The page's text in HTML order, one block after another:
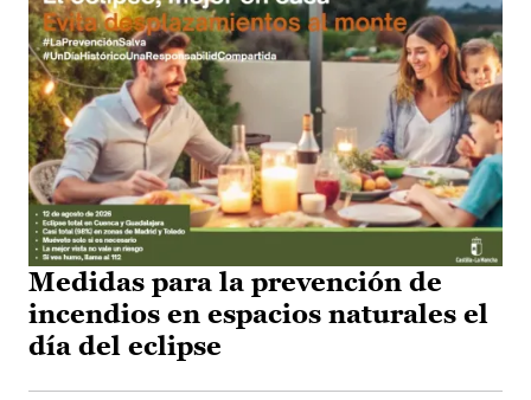
Medidas para la prevención de
incendios en espacios naturales el
día del eclipse